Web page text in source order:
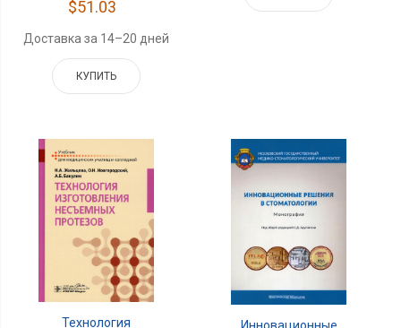
$51.03
Доставка за 14–20 дней
КУПИТЬ
Технология
Инновационные